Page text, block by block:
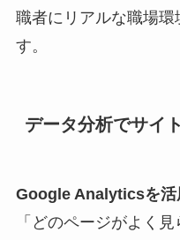
職者にリアルな職場環
す。
データ分析でサイ
Google Analyticsを活
「どのページがよく